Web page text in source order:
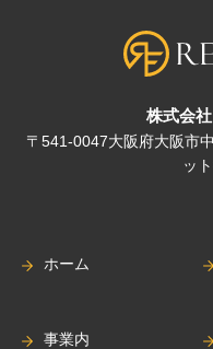
株式会
〒541-0047大阪府大阪市
ッ
ホーム
事業内